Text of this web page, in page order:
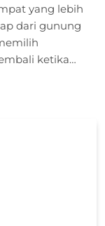
yang lebih
dari gunung
ketika…